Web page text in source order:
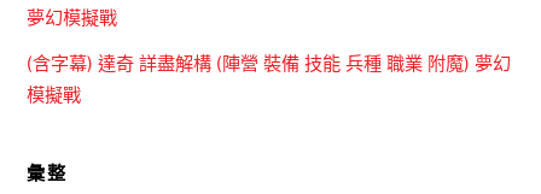
夢幻模擬戰
(含字幕) 達奇 詳盡解構 (陣營 裝備 技能 兵種 職業 附魔) 夢幻
模擬戰
彙整